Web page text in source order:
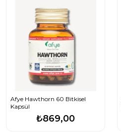
Afye Hawthorn 60 Bitkisel
Kapsül
₺869,00